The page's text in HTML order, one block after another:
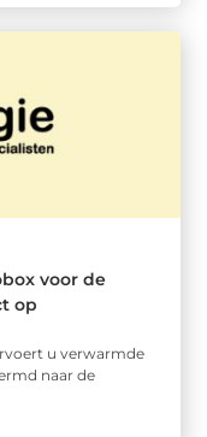
voor de
op
u verwarmde
naar de